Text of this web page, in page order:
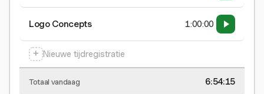
Logo Concepts 1:00:00
+ Nieuwe tijdregistratie
Totaal vandaag 6:54:15